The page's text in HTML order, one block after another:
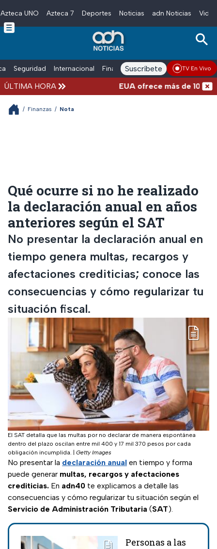
Skip to main content
Azteca UNO Azteca 7 Deportes Noticias adn Noticias
Seguridad Internacional Finanzas adn Noticias Radio
Suscríbete TV En Vivo
ÚLTIMA HORA EUA ofrece más de 100
/ Finanzas / Nota
Qué ocurre si no he realizado
la declaración anual en años
anteriores según el SAT
No presentar la declaración anual en
tiempo genera multas, recargos y
afectaciones crediticias; conoce las
consecuencias y cómo regularizar tu
situación fiscal.
El SAT detalla que las multas por no declarar de manera espontánea
dentro del plazo oscilan entre mil 400 y 17 mil 370 pesos por cada
obligación incumplida.
Getty Images
No presentar la declaración anual en tiempo y forma
puede generar multas, recargos y afectaciones
crediticias. En adn40 te explicamos a detalle las
consecuencias y cómo regularizar tu situación según el
Servicio de Administración Tributaria (SAT).
Personas a las